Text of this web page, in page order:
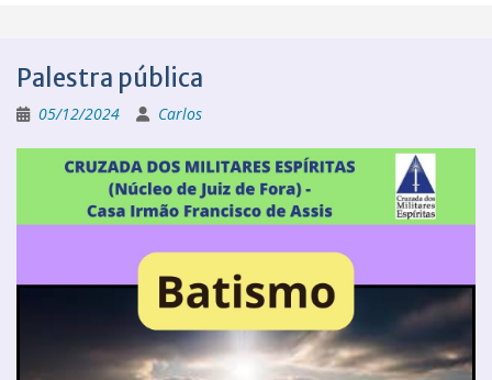
Palestra pública
05/12/2024 Carlos